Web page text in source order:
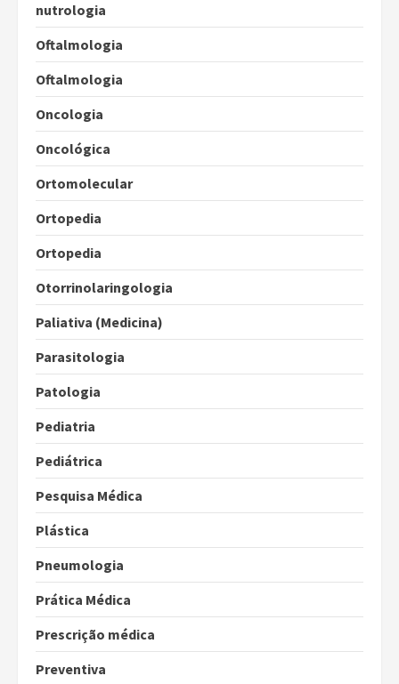
nutrologia
Oftalmologia
Oftalmologia
Oncologia
Oncológica
Ortomolecular
Ortopedia
Ortopedia
Otorrinolaringologia
Paliativa (Medicina)
Parasitologia
Patologia
Pediatria
Pediátrica
Pesquisa Médica
Plástica
Pneumologia
Prática Médica
Prescrição médica
Preventiva